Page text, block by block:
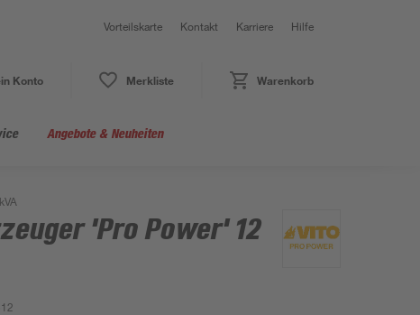
Vorteilskarte Kontakt Karriere Hilfe
Konto Merkliste Warenkorb
Angebote & Neuheiten
'Pro Power' 12